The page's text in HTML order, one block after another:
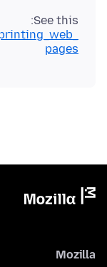
See this:
pages
Mozilla